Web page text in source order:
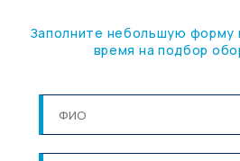
Заполните небольшую форму
время на подбор